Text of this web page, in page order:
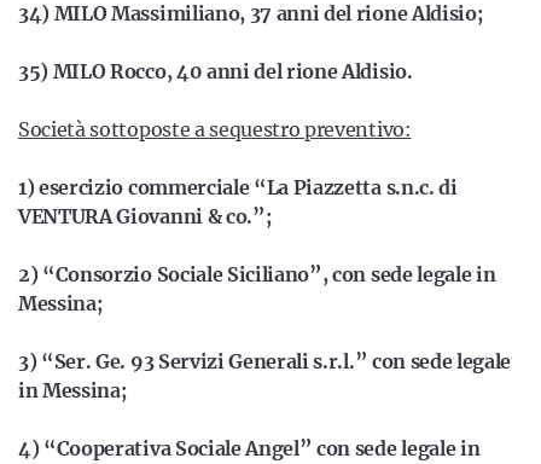
34) MILO Massimiliano, 37 anni del rione Aldisio;
35) MILO Rocco, 40 anni del rione Aldisio.
Società sottoposte a sequestro preventivo:
1) esercizio commerciale “La Piazzetta s.n.c. di
VENTURA Giovanni & co.”;
2) “Consorzio Sociale Siciliano”, con sede legale in
Messina;
3) “Ser. Ge. 93 Servizi Generali s.r.l.” con sede legale
in Messina;
4) “Cooperativa Sociale Angel” con sede legale in